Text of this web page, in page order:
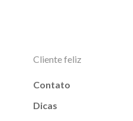
Cliente feliz
Contato
Dicas